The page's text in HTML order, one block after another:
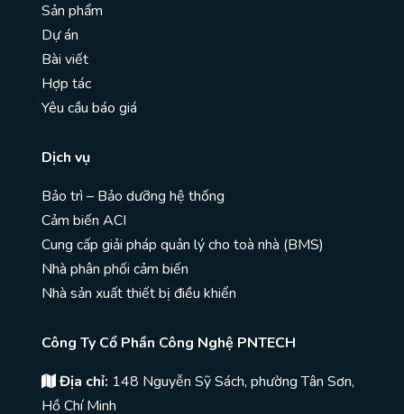
Sản phẩm
Dự án
Bài viết
Hợp tác
Yêu cầu báo giá
Dịch vụ
Bảo trì – Bảo dưỡng hệ thống
Cảm biến ACI
Cung cấp giải pháp quản lý cho toà nhà (BMS)
Nhà phân phối cảm biến
Nhà sản xuất thiết bị điều khiển
Công Ty Cổ Phần Công Nghệ PNTECH
Địa chỉ: 148 Nguyễn Sỹ Sách, phường Tân Sơn,
Hồ Chí Minh